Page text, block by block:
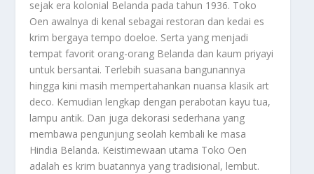
sejak era kolonial Belanda pada tahun 1936. Toko
Oen awalnya di kenal sebagai restoran dan kedai es
krim bergaya tempo doeloe. Serta yang menjadi
tempat favorit orang-orang Belanda dan kaum priyayi
untuk bersantai. Terlebih suasana bangunannya
hingga kini masih mempertahankan nuansa klasik art
deco. Kemudian lengkap dengan perabotan kayu tua,
lampu antik. Dan juga dekorasi sederhana yang
membawa pengunjung seolah kembali ke masa
Hindia Belanda. Keistimewaan utama Toko Oen
adalah es krim buatannya yang tradisional, lembut.